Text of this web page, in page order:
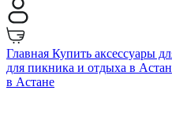
Главная Купить аксессуары
для пикника и отдыха в
в Астане